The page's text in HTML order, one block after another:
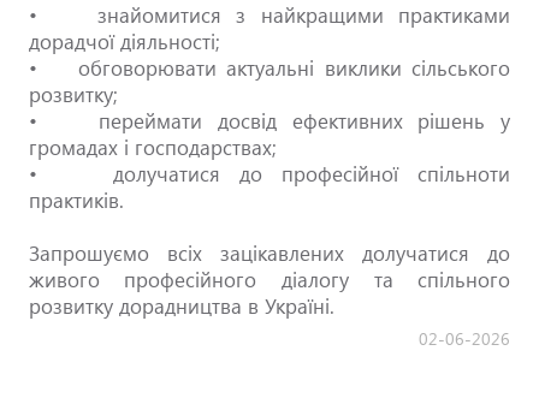
• знайомитися з найкращими практиками
дорадчої діяльності;
• обговорювати актуальні виклики сільського
розвитку;
• переймати досвід ефективних рішень у
громадах і господарствах;
• долучатися до професійної спільноти
практиків.
Запрошуємо всіх зацікавлених долучатися до
живого професійного діалогу та спільного
розвитку дорадництва в Україні.
02-06-2026